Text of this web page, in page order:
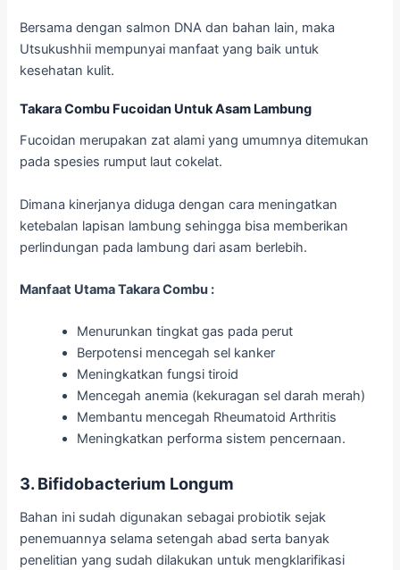
Bersama dengan salmon DNA dan bahan lain, maka
Utsukushhii mempunyai manfaat yang baik untuk
kesehatan kulit.
Takara Combu Fucoidan Untuk Asam Lambung
Fucoidan merupakan zat alami yang umumnya ditemukan
pada spesies rumput laut cokelat.
Dimana kinerjanya diduga dengan cara meningatkan
ketebalan lapisan lambung sehingga bisa memberikan
perlindungan pada lambung dari asam berlebih.
Manfaat Utama Takara Combu :
Menurunkan tingkat gas pada perut
Berpotensi mencegah sel kanker
Meningkatkan fungsi tiroid
Mencegah anemia (kekuragan sel darah merah)
Membantu mencegah Rheumatoid Arthritis
Meningkatkan performa sistem pencernaan.
3. Bifidobacterium Longum
Bahan ini sudah digunakan sebagai probiotik sejak
penemuannya selama setengah abad serta banyak
penelitian yang sudah dilakukan untuk mengklarifikasi